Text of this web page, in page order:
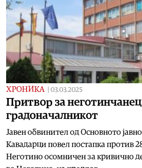
ХРОНИКА 03.03.2025
Притвор за неготинчанец
градоначалникот
Јавен обвинител од Основното
Кавадарци повел постапка против
Неготино осомничен за кривично